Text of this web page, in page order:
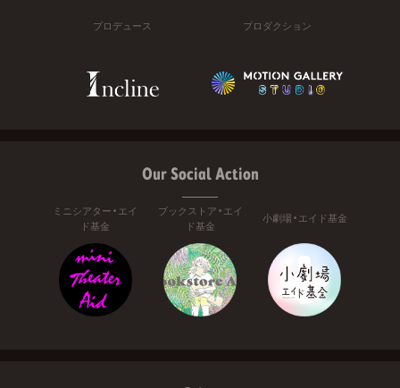
プロデュース プロダクション
Our Social Action
ミニシアター・エイ
ド基金
ブックストア・エイ
ド基金
小劇場・エイド基金